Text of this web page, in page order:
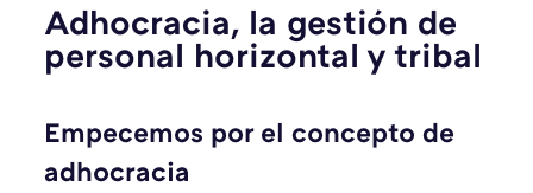
Adhocracia, la gestión de
personal horizontal y tribal
Empecemos por el concepto de
adhocracia